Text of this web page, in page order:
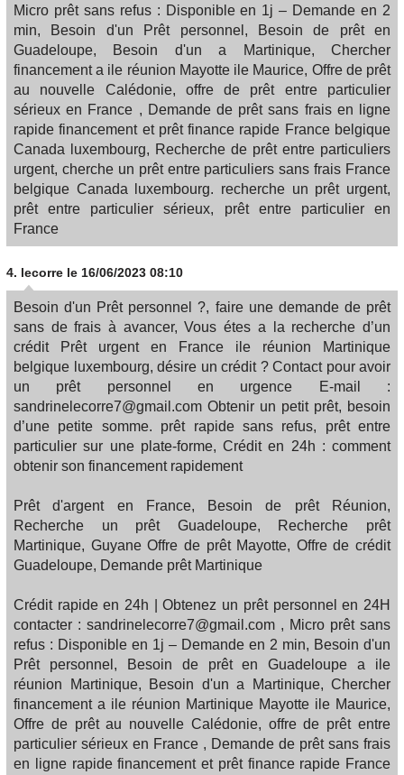
Micro prêt sans refus : Disponible en 1j – Demande en 2
min, Besoin d'un Prêt personnel, Besoin de prêt en
Guadeloupe, Besoin d'un a Martinique, Chercher
financement a ile réunion Mayotte ile Maurice, Offre de prêt
au nouvelle Calédonie, offre de prêt entre particulier
sérieux en France , Demande de prêt sans frais en ligne
rapide financement et prêt finance rapide France belgique
Canada luxembourg, Recherche de prêt entre particuliers
urgent, cherche un prêt entre particuliers sans frais France
belgique Canada luxembourg. recherche un prêt urgent,
prêt entre particulier sérieux, prêt entre particulier en
France
4. lecorre le 16/06/2023 08:10
Besoin d'un Prêt personnel ?, faire une demande de prêt
sans de frais à avancer, Vous étes a la recherche d’un
crédit Prêt urgent en France ile réunion Martinique
belgique luxembourg, désire un crédit ? Contact pour avoir
un prêt personnel en urgence E-mail :
sandrinelecorre7@gmail.com Obtenir un petit prêt, besoin
d’une petite somme. prêt rapide sans refus, prêt entre
particulier sur une plate-forme, Crédit en 24h : comment
obtenir son financement rapidement
Prêt d'argent en France, Besoin de prêt Réunion,
Recherche un prêt Guadeloupe, Recherche prêt
Martinique, Guyane Offre de prêt Mayotte, Offre de crédit
Guadeloupe, Demande prêt Martinique
Crédit rapide en 24h | Obtenez un prêt personnel en 24H
contacter : sandrinelecorre7@gmail.com , Micro prêt sans
refus : Disponible en 1j – Demande en 2 min, Besoin d'un
Prêt personnel, Besoin de prêt en Guadeloupe a ile
réunion Martinique, Besoin d'un a Martinique, Chercher
financement a ile réunion Martinique Mayotte ile Maurice,
Offre de prêt au nouvelle Calédonie, offre de prêt entre
particulier sérieux en France , Demande de prêt sans frais
en ligne rapide financement et prêt finance rapide France